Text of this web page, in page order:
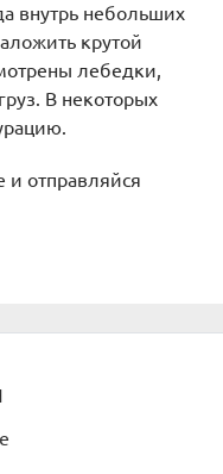
внутрь небольших
крутой
лебедки,
В некоторых
и отправляйся